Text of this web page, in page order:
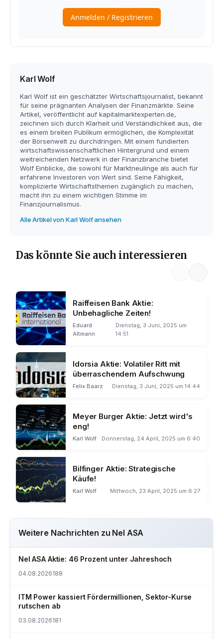
Karl Wolf
Karl Wolf ist ein geschätzter Wirtschaftsjournalist, bekannt
für seine prägnanten Analysen der Finanzmärkte. Seine
Artikel, veröffentlicht auf kapitalmarktexperten.de,
zeichnen sich durch Klarheit und Verständlichkeit aus, die
es einem breiten Publikum ermöglichen, die Komplexität
der Börsenwelt zu durchdringen. Mit einem fundierten
wirtschaftswissenschaftlichen Hintergrund und einem
weitreichenden Netzwerk in der Finanzbranche bietet
Wolf Einblicke, die sowohl für Marktneulinge als auch für
erfahrene Investoren von Wert sind. Seine Fähigkeit,
komplizierte Wirtschaftsthemen zugänglich zu machen,
macht ihn zu einem wichtigen Stimme im
Finanzjournalismus.
Alle Artikel von Karl Wolf ansehen
Das könnte Sie auch interessieren
Raiffeisen Bank Aktie:
Unbehagliche Zeiten!
Eduard
Altmann
Dienstag, 3 Juni, 2025 um
14:51
Idorsia Aktie: Volatiler Ritt mit
überraschendem Aufschwung
Felix Baarz Dienstag, 3 Juni, 2025 um 14:44
Meyer Burger Aktie: Jetzt wird's
eng!
Karl Wolf Donnerstag, 24 April, 2025 um 6:40
Bilfinger Aktie: Strategische
Käufe!
Karl Wolf Mittwoch, 23 April, 2025 um 6:27
Weitere Nachrichten zu Nel ASA
Nel ASA Aktie: 46 Prozent unter Jahreshoch
04.08.2026188
ITM Power kassiert Fördermillionen, Sektor-Kurse
rutschen ab
03.08.2026181